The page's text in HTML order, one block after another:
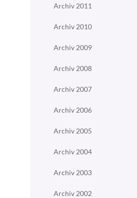
Archiv 2011
Archiv 2010
Archiv 2009
Archiv 2008
Archiv 2007
Archiv 2006
Archiv 2005
Archiv 2004
Archiv 2003
Archiv 2002